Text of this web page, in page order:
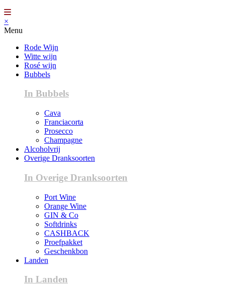
×
Menu
Rode Wijn
Witte wijn
Rosé wijn
Bubbels
In Bubbels
Cava
Franciacorta
Prosecco
Champagne
Alcoholvrij
Overige Dranksoorten
In Overige Dranksoorten
Port Wine
Orange Wine
GIN & Co
Softdrinks
CASHBACK
Proefpakket
Geschenkbon
Landen
In Landen